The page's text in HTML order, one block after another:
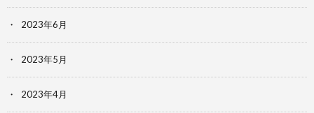
2023年6月
2023年5月
2023年4月